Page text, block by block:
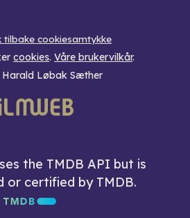
tilbake cookiesamtykke
cookies. Våre brukervilkår.
Harald Løbak Sæther
the TMDB API but is
or certified by TMDB.